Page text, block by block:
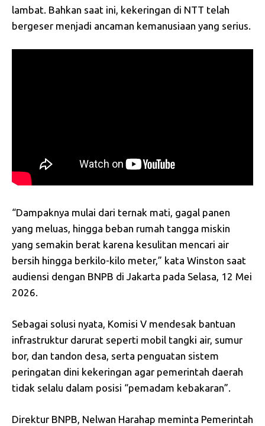
lambat. Bahkan saat ini, kekeringan di NTT telah
bergeser menjadi ancaman kemanusiaan yang serius.
“Dampaknya mulai dari ternak mati, gagal panen
yang meluas, hingga beban rumah tangga miskin
yang semakin berat karena kesulitan mencari air
bersih hingga berkilo-kilo meter,” kata Winston saat
audiensi dengan BNPB di Jakarta pada Selasa, 12 Mei
2026.
Sebagai solusi nyata, Komisi V mendesak bantuan
infrastruktur darurat seperti mobil tangki air, sumur
bor, dan tandon desa, serta penguatan sistem
peringatan dini kekeringan agar pemerintah daerah
tidak selalu dalam posisi “pemadam kebakaran”.
Direktur BNPB, Nelwan Harahap meminta Pemerintah